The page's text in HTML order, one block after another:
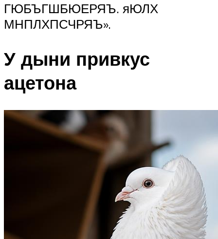
ГЮБЪГШБЮЕРЯЪ. яЮЛХ
МНПЛХПСЧРЯЪ».
У дыни привкус
ацетона